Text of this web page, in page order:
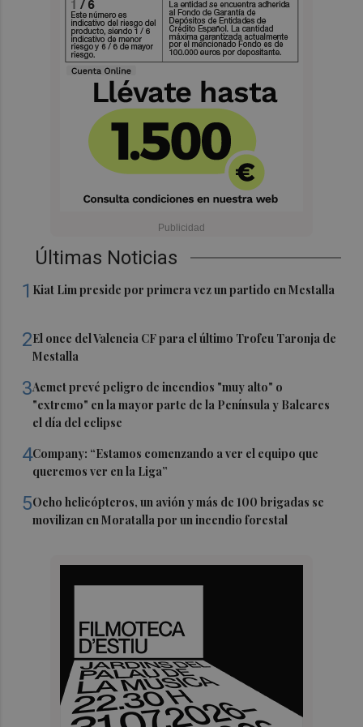
Últimas Noticias
1 Kiat Lim preside por primera vez un partido en Mestalla
2El once del Valencia CF para el último Trofeu Taronja de
Mestalla
3Aemet prevé peligro de incendios "muy alto" o
"extremo" en la mayor parte de la Península y Baleares
el día del eclipse
4Company: “Estamos comenzando a ver el equipo que
queremos ver en la Liga”
5Ocho helicópteros, un avión y más de 100 brigadas se
movilizan en Moratalla por un incendio forestal